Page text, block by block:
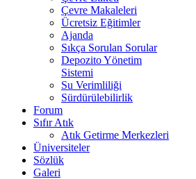
Çevre Makaleleri
Ücretsiz Eğitimler
Ajanda
Sıkça Sorulan Sorular
Depozito Yönetim
Sistemi
Su Verimliliği
Sürdürülebilirlik
Forum
Sıfır Atık
Atık Getirme Merkezleri
Üniversiteler
Sözlük
Galeri